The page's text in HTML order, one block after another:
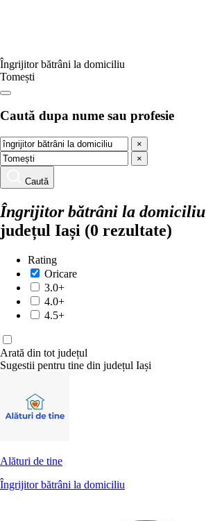
Îngrijitor bătrâni la domiciliu
Tomești
Caută dupa nume sau profesie
×
×
Caută
Îngrijitor bătrâni la domiciliu
județul Iași (0 rezultate)
Rating
Oricare
3.0+
4.0+
4.5+
Arată din tot județul
Sugestii pentru tine din județul Iași
Alături de tine
Îngrijitor bătrâni la domiciliu